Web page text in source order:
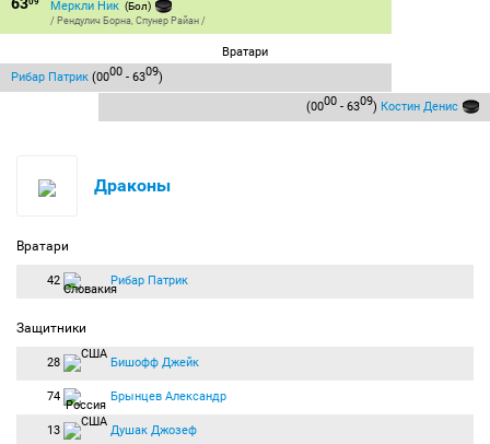
Меркли Ник (Бол)
/ Рендулич Борна, Спунер Райан /
Вратари
Рибар Патрик (0000 - 6309)
(0000 - 6309) Костин Денис
Драконы
Вратари
42 Рибар Патрик
Защитники
28 Бишофф Джейк
74 Брынцев Александр
13 Душак Джозеф